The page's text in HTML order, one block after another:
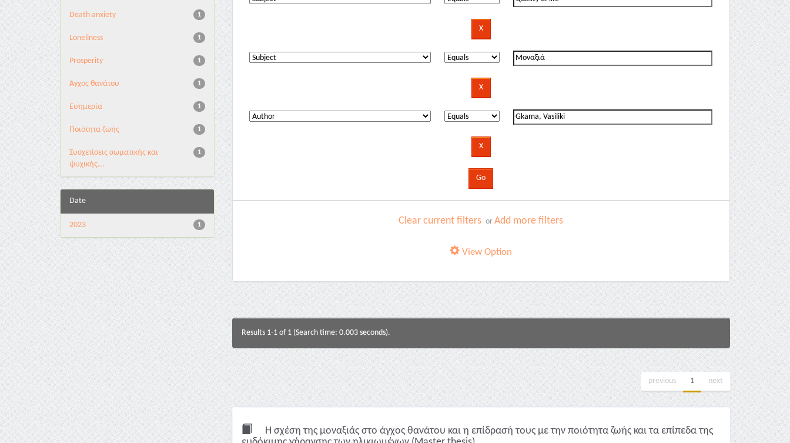
1
Death anxiety
1
Loneliness
1
Prosperity
1
Άγχος θανάτου
1
Ευημερία
1
Ποιότητα ζωής
1
Συσχετίσεις σωματικής και
ψυχικής...
Date
1
2023 Clear current filters orAdd more filters
View Option
Results 1-1 of 1 (Search time: 0.003 seconds).
previous 1 next
Η σχέση της μοναξιάς στο άγχος θανάτου και η επίδρασή τους με την ποιότητα ζωής και τα επίπεδα της